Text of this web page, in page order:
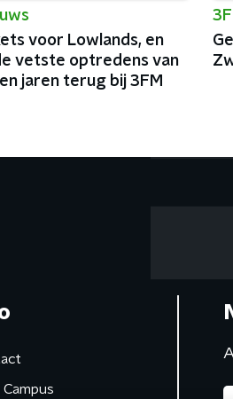
voor Lowlands, en
vetste optredens van
jaren terug bij 3FM
Campus